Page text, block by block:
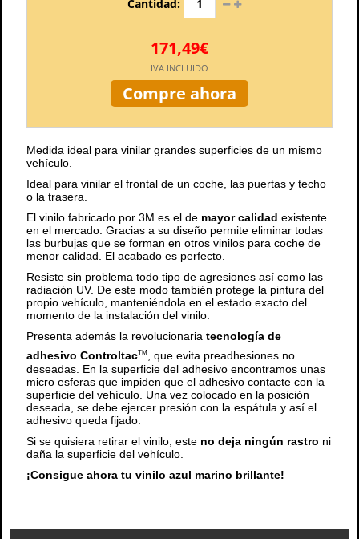
Cantidad:
171,49€
IVA INCLUIDO
Compre ahora
Medida ideal para vinilar grandes superficies de un mismo
vehículo.
Ideal para vinilar el frontal de un coche, las puertas y techo
o la trasera.
El vinilo fabricado por 3M es el de mayor calidad existente
en el mercado. Gracias a su diseño permite eliminar todas
las burbujas que se forman en otros vinilos para coche de
menor calidad. El acabado es perfecto.
Resiste sin problema todo tipo de agresiones así como las
radiación UV. De este modo también protege la pintura del
propio vehículo, manteniéndola en el estado exacto del
momento de la instalación del vinilo.
Presenta además la revolucionaria tecnología de
adhesivo ControltacTM
, que evita preadhesiones no
deseadas. En la superficie del adhesivo encontramos unas
micro esferas que impiden que el adhesivo contacte con la
superficie del vehículo. Una vez colocado en la posición
deseada, se debe ejercer presión con la espátula y así el
adhesivo queda fijado.
Si se quisiera retirar el vinilo, este no deja ningún rastro ni
daña la superficie del vehículo.
¡Consigue ahora tu vinilo azul marino brillante!